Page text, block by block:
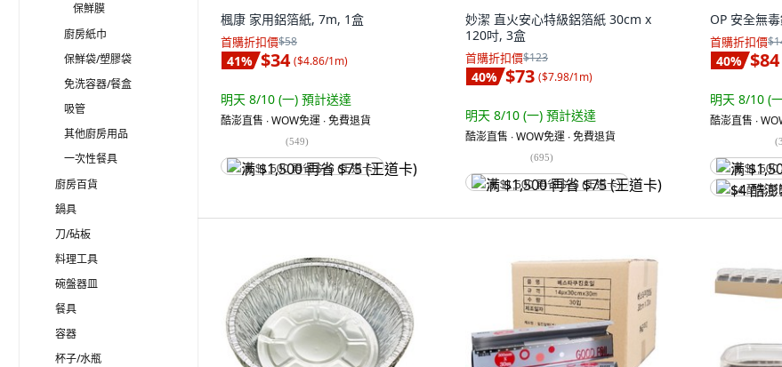
保鮮膜
廚房紙巾
保鮮袋/塑膠袋
免洗容器/餐盒
吸管
其他廚房用品
一次性餐具
廚房百貨
鍋具
刀/砧板
料理工具
碗盤器皿
餐具
容器
杯子/水瓶
楓康 家用鋁箔紙, 7m, 1盒
首購折扣價$58
41% $34 ($4.86/1m)
明天 8/10 (一) 預計送達
酷澎直售 ∙ WOW免運 ∙ 免費退貨
(549)
满 $1,500 再省 $75 (王道卡)
妙潔 直火安心特級鋁箔紙 30cm x
120吋, 3盒
首購折扣價$123
40% $73 ($7.98/1m)
明天 8/10 (一) 預計送達
酷澎直售 ∙ WOW免運 ∙ 免費退貨
(695)
满 $1,500 再省 $75 (王道卡)
OP 安全無
首購折扣價
40% $84
明天 8/10 (
酷澎直售 ∙
(
满 $1,500
$4 酷澎幣